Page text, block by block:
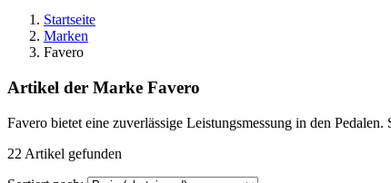
Startseite
Marken
Favero
Artikel der Marke Favero
Favero bietet eine zuverlässige Leistungsmessung in den
22 Artikel gefunden